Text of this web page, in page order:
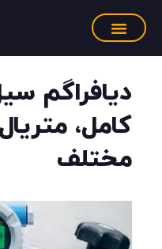
رفتن
دیافراگم
کامل،
مختلف